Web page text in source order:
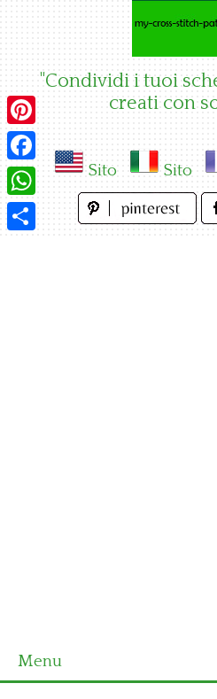
"Condividi i tuoi
creati con
Sito Sito
Menu
Pinterest
Facebook
WhatsApp